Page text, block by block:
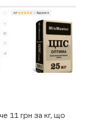
11 грн за кг, що